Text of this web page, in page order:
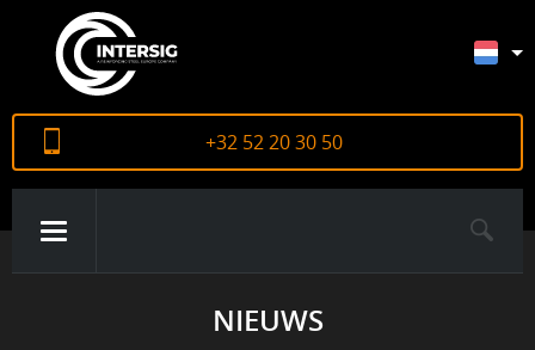
+32 52 20 30 50
NIEUWS